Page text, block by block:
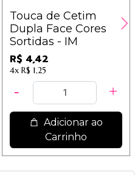
Touca de Cetim
Dupla Face Cores
Sortidas - IM
R$ 4,42
4x R$ 1,25
Adicionar ao
Carrinho